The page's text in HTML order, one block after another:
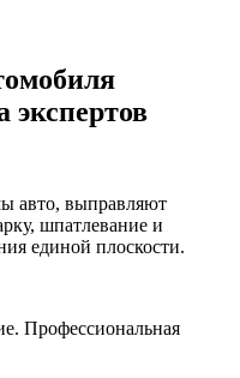
экспертов
авто, выправляют
шпатлевание и
единой плоскости.
Профессиональная